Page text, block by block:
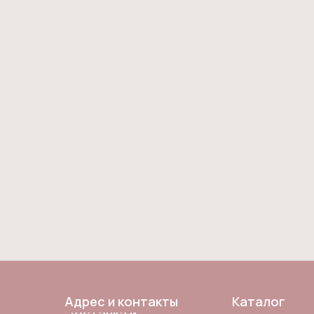
Каталог
Адрес и контакты